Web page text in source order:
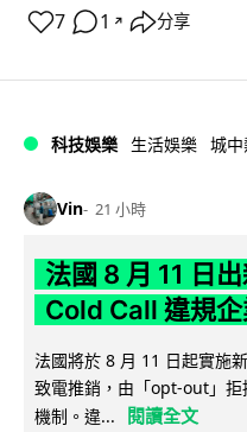
7 1 ↗ 分享
科技娛樂 生活娛樂 城
Vin 21 小時
法國 8 月 11 日
Cold Call 違規
法國將於 8 月 11 日起實施
致電推銷，由「opt-out」
機制。違...
閱讀全文